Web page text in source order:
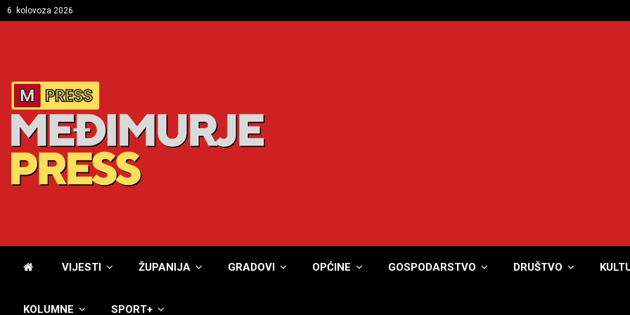
6. kolovoza 2026
VIJESTI ŽUPANIJA GRADOVI OPĆINE GOSPODARSTVO DRUŠTVO
KOLUMNE SPORT+